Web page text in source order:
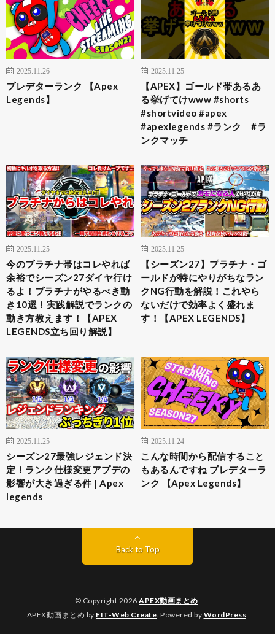
2025.11.26
プレデターランク 【Apex
Legends】
2025.11.25
【APEX】ゴールド帯あるあ
る挙げてけwww #shorts
#shortvideo #apex
#apexlegends #ランク #ラ
ンクマッチ
2025.11.25
今のプラチナ帯はコレやれば
余裕でシーズン27ダイヤ行け
るよ！プラチナがやるべき動
き10選！実践解説でランクの
動き方教えます！【APEX
LEGENDS立ち回り解説】
2025.11.25
【シーズン27】プラチナ・ゴ
ールドが特にやりがちなラン
クNG行動を解説！これやら
ないだけで効率よく盛れま
す！【APEX LEGENDS】
2025.11.25
シーズン27最強レジェンド決
定！ランク仕様変更アプデの
影響が大き過ぎる件 | Apex
legends
2025.11.24
こんな時間から配信すること
もあるんですね プレデターラ
ンク 【Apex Legends】
Back to Top
© Copyright 2026APEX動画まとめ
APEX動画まとめ by FIT-Web Create . Powered by WordPress